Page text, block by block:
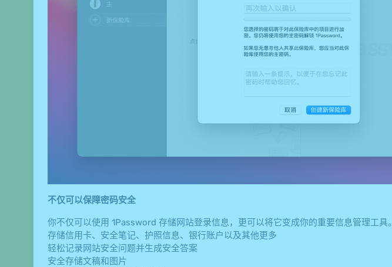
不仅可以保障密码安全
你不仅可以使用 1Password 存储网站登录信息，更可以将它变成你的重要信息管理工具。
存储信用卡、安全笔记、护照信息、银行账户以及其他更多
轻松记录网站安全问题并生成安全答案
安全存储文稿和图片